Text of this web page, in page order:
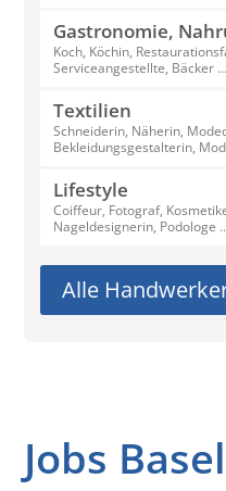
Gastronomie,
Koch, Köchin,
Serviceangestellte, Bäcker …
Textilien
Schneiderin, Näherin,
Bekleidungsgestalterin,
Lifestyle
Coiffeur, Fotograf,
Nageldesignerin, Podologe
Alle
Jobs